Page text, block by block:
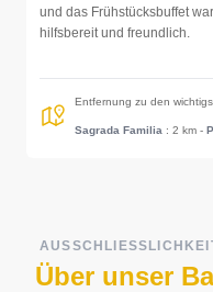
und das Frühstücksbuffet
hilfsbereit und freundlich.
Entfernung zu den
Sagrada Familia : 2 km -
Über unser